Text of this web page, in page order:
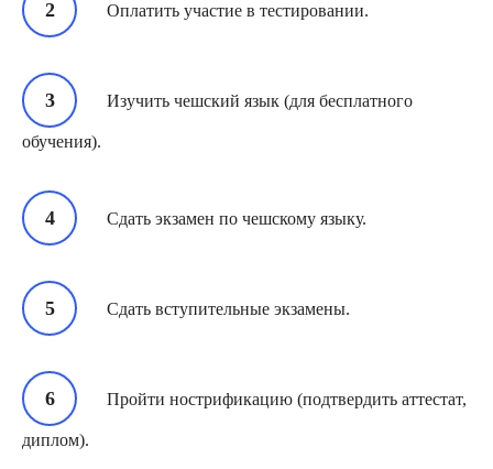
Оплатить участие в тестировании.
Изучить чешский язык (для бесплатного
обучения).
Сдать экзамен по чешскому языку.
Сдать вступительные экзамены.
Пройти нострификацию (подтвердить аттестат,
диплом).